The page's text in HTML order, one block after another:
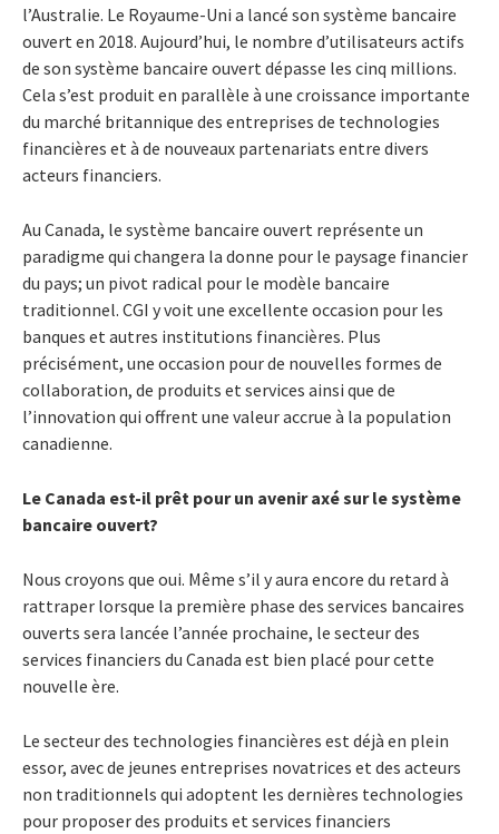
l’Australie. Le Royaume-Uni a lancé son système bancaire
ouvert en 2018. Aujourd’hui, le nombre d’utilisateurs actifs
de son système bancaire ouvert dépasse les cinq millions.
Cela s’est produit en parallèle à une croissance importante
du marché britannique des entreprises de technologies
financières et à de nouveaux partenariats entre divers
acteurs financiers.
Au Canada, le système bancaire ouvert représente un
paradigme qui changera la donne pour le paysage financier
du pays; un pivot radical pour le modèle bancaire
traditionnel. CGI y voit une excellente occasion pour les
banques et autres institutions financières. Plus
précisément, une occasion pour de nouvelles formes de
collaboration, de produits et services ainsi que de
l’innovation qui offrent une valeur accrue à la population
canadienne.
Le Canada est-il prêt pour un avenir axé sur le système
bancaire ouvert?
Nous croyons que oui. Même s’il y aura encore du retard à
rattraper lorsque la première phase des services bancaires
ouverts sera lancée l’année prochaine, le secteur des
services financiers du Canada est bien placé pour cette
nouvelle ère.
Le secteur des technologies financières est déjà en plein
essor, avec de jeunes entreprises novatrices et des acteurs
non traditionnels qui adoptent les dernières technologies
pour proposer des produits et services financiers